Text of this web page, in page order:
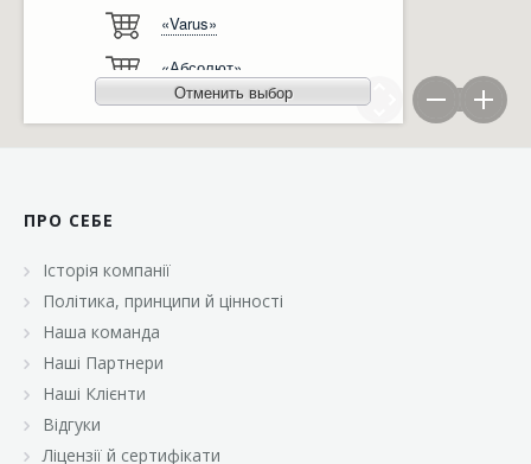
«Varus»
«Абсолют»
«Агро-Овен»
«Велмарт»
Отменить выбор
ПРО СЕБЕ
Історія компанії
Політика, принципи й цінності
Наша команда
Наші Партнери
Наші Клієнти
Відгуки
Ліцензії й сертифікати